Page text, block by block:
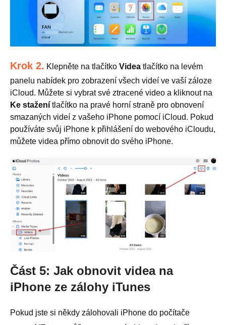
Krok 2. Klepněte na tlačítko Videa tlačítko na levém
panelu nabídek pro zobrazení všech videí ve vaší záloze
iCloud. Můžete si vybrat své ztracené video a kliknout na
Ke stažení tlačítko na pravé horní straně pro obnovení
smazaných videí z vašeho iPhone pomocí iCloud. Pokud
používáte svůj iPhone k přihlášení do webového iCloudu,
můžete videa přímo obnovit do svého iPhone.
Část 5: Jak obnovit videa na
iPhone ze zálohy iTunes
Pokud jste si někdy zálohovali iPhone do počítače